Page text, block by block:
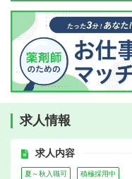
求人情報
求人内容
夏～秋入職可 積極採用中